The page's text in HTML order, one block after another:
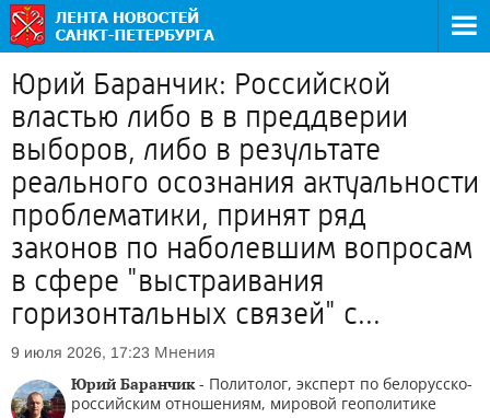
Юрий Баранчик: Российской
властью либо в в преддверии
выборов, либо в результате
реального осознания актуальности
проблематики, принят ряд
законов по наболевшим вопросам
в сфере "выстраивания
горизонтальных связей" с...
9 июля 2026, 17:23 Мнения
Юрий Баранчик- Политолог, эксперт по белорусско-
российским отношениям, мировой геополитике